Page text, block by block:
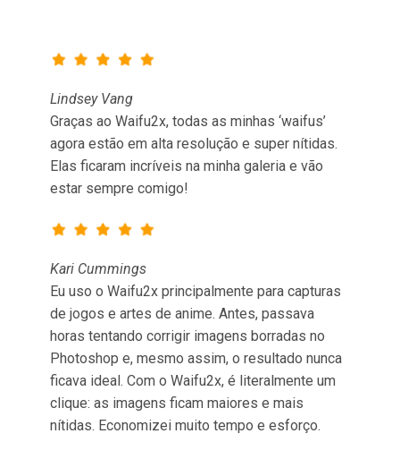
Lindsey Vang
Graças ao Waifu2x, todas as minhas ‘waifus’
agora estão em alta resolução e super nítidas.
Elas ficaram incríveis na minha galeria e vão
estar sempre comigo!
Kari Cummings
Eu uso o Waifu2x principalmente para capturas
de jogos e artes de anime. Antes, passava
horas tentando corrigir imagens borradas no
Photoshop e, mesmo assim, o resultado nunca
ficava ideal. Com o Waifu2x, é literalmente um
clique: as imagens ficam maiores e mais
nítidas. Economizei muito tempo e esforço.